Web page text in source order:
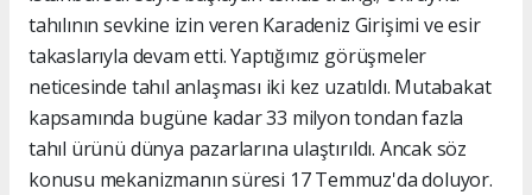
tahılının sevkine izin veren Karadeniz Girişimi ve esir
takaslarıyla devam etti. Yaptığımız görüşmeler
neticesinde tahıl anlaşması iki kez uzatıldı. Mutabakat
kapsamında bugüne kadar 33 milyon tondan fazla
tahıl ürünü dünya pazarlarına ulaştırıldı. Ancak söz
konusu mekanizmanın süresi 17 Temmuz'da doluyor.